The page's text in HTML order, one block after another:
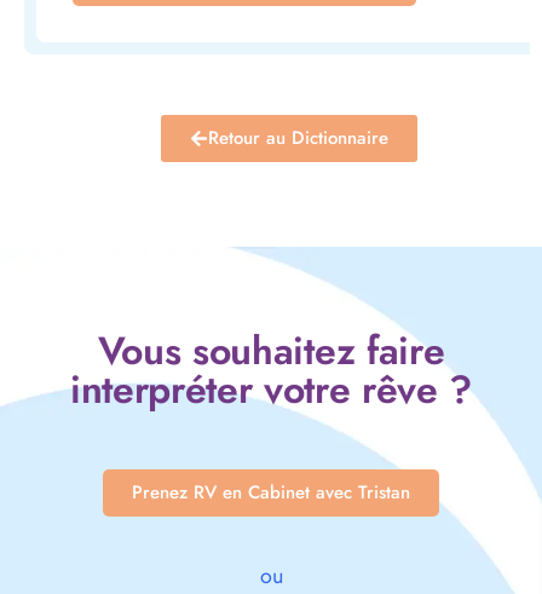
Retour au Dictionnaire
Vous souhaitez faire
interpréter votre rêve ?
Prenez RV en Cabinet avec Tristan
ou